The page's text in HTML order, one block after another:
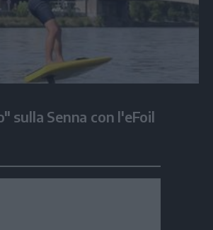
sulla Senna con l'eFoil